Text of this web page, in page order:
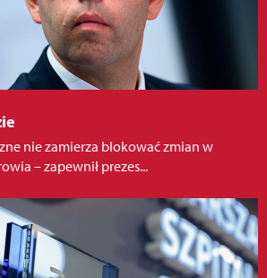
nie zamierza blokować zmian w
– zapewnił prezes...